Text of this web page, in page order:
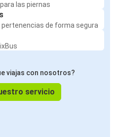
las piernas
de forma segura
viajas con nosotros?
servicio